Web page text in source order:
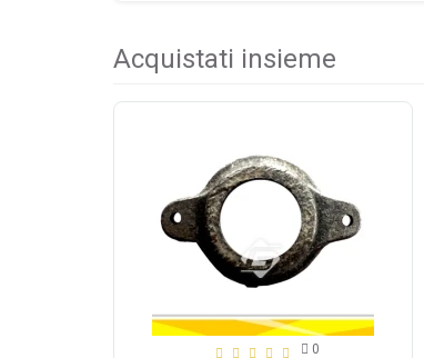
Acquistati insieme
0